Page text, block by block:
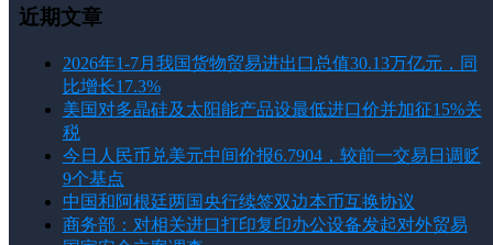
近期文章
2026年1-7月我国货物贸易进出口总值30.13万亿元，同
比增长17.3%
美国对多晶硅及太阳能产品设最低进口价并加征15%关
税
今日人民币兑美元中间价报6.7904，较前一交易日调贬
9个基点
中国和阿根廷两国央行续签双边本币互换协议
商务部：对相关进口打印复印办公设备发起对外贸易